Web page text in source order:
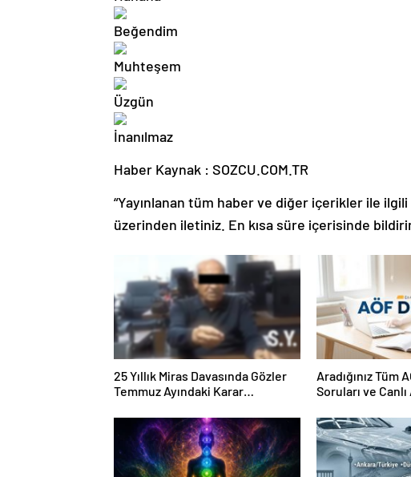
Haber Kaynak : SOZCU.COM.TR
“Yayınlanan tüm haber ve diğer içerikler ile
üzerinden iletiniz. En kısa süre içerisinde
25 Yıllık Miras Davasında Gözler
Temmuz Ayındaki Karar
Aradığınız Tüm
Soruları ve